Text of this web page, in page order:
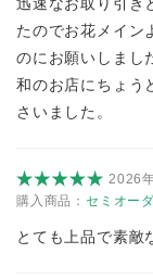
迅速なお取り引き
たのでお花メイン
のにお願いしまし
和のお店にちょう
さいました。
2026
購入商品： セミオー
とても上品で素敵